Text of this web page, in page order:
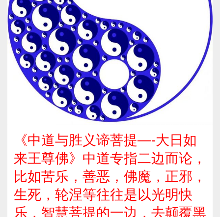
《中道与胜义谛菩提—-大日如
来王尊佛》中道专指二边而论，
比如苦乐，善恶，佛魔，正邪，
生死，轮涅等往往是以光明快
乐，智慧菩提的一边，去颠覆黑